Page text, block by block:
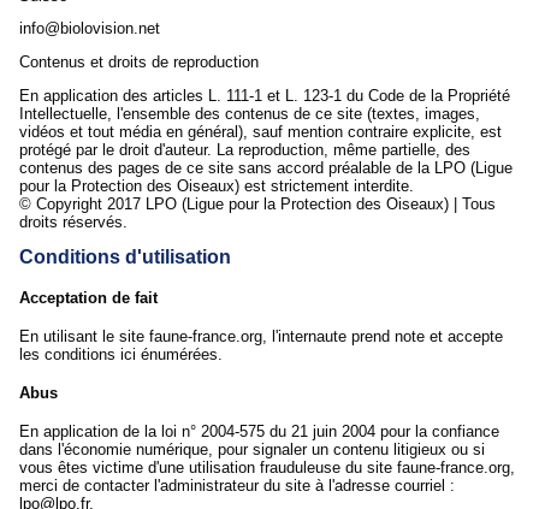
info@biolovision.net
Contenus et droits de reproduction
En application des articles L. 111-1 et L. 123-1 du Code de la Propriété
Intellectuelle, l'ensemble des contenus de ce site (textes, images,
vidéos et tout média en général), sauf mention contraire explicite, est
protégé par le droit d'auteur. La reproduction, même partielle, des
contenus des pages de ce site sans accord préalable de la LPO (Ligue
pour la Protection des Oiseaux) est strictement interdite.
© Copyright 2017 LPO (Ligue pour la Protection des Oiseaux) | Tous
droits réservés.
Conditions d'utilisation
Acceptation de fait
En utilisant le site faune-france.org, l'internaute prend note et accepte
les conditions ici énumérées.
Abus
En application de la loi n° 2004-575 du 21 juin 2004 pour la confiance
dans l'économie numérique, pour signaler un contenu litigieux ou si
vous êtes victime d'une utilisation frauduleuse du site faune-france.org,
merci de contacter l'administrateur du site à l'adresse courriel :
lpo@lpo.fr.